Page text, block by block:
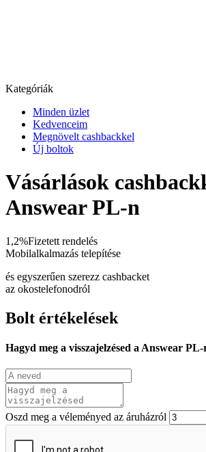
Kategóriák
Minden üzlet
Kedvenceim
Megnövelt cashbackkel
Új boltok
Vásárlások
Answear PL-n
1,2%Fizetett rendelés
Mobilalkalmazás telepítése
és egyszerűen szerezz cashbacket
az okostelefonodról
Bolt értékelések
Hagyd meg a visszajelzésed a Answear
Oszd meg a véleményed az áruházról